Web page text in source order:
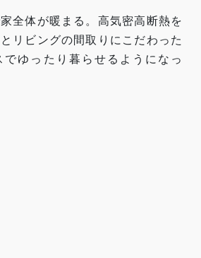
全体が暖まる。高気密高断熱を
リビングの間取りにこだわった
ゆったり暮らせるようになっ